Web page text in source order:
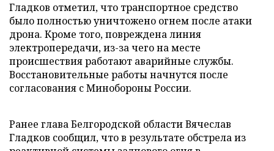
Гладков отметил, что транспортное средство
было полностью уничтожено огнем после атаки
дрона. Кроме того, повреждена линия
электропередачи, из-за чего на месте
происшествия работают аварийные службы.
Восстановительные работы начнутся после
согласования с Минобороны России.
Ранее глава Белгородской области Вячеслав
Гладков сообщил, что в результате обстрела из